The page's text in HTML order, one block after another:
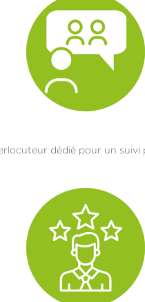
dédié pour un suivi